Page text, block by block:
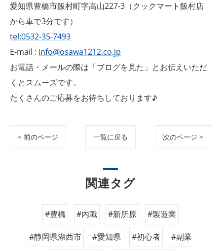
愛知県豊橋市飯村町字高山227-3（クックマート飯村店
から車で3分です）
tel:0532-35-7493
E-mail : info@osawa1212.co.jp
お電話・メールの際は「ブログを見た」とお伝えいただ
くとスムーズです。
たくさんのご応募をお待ちしております♪
< 前のページ 一覧に戻る 次のページ >
関連タグ
#豊橋 #内職 #新所原 #製造業
#静岡県湖西市 #愛知県 #初心者 #副業